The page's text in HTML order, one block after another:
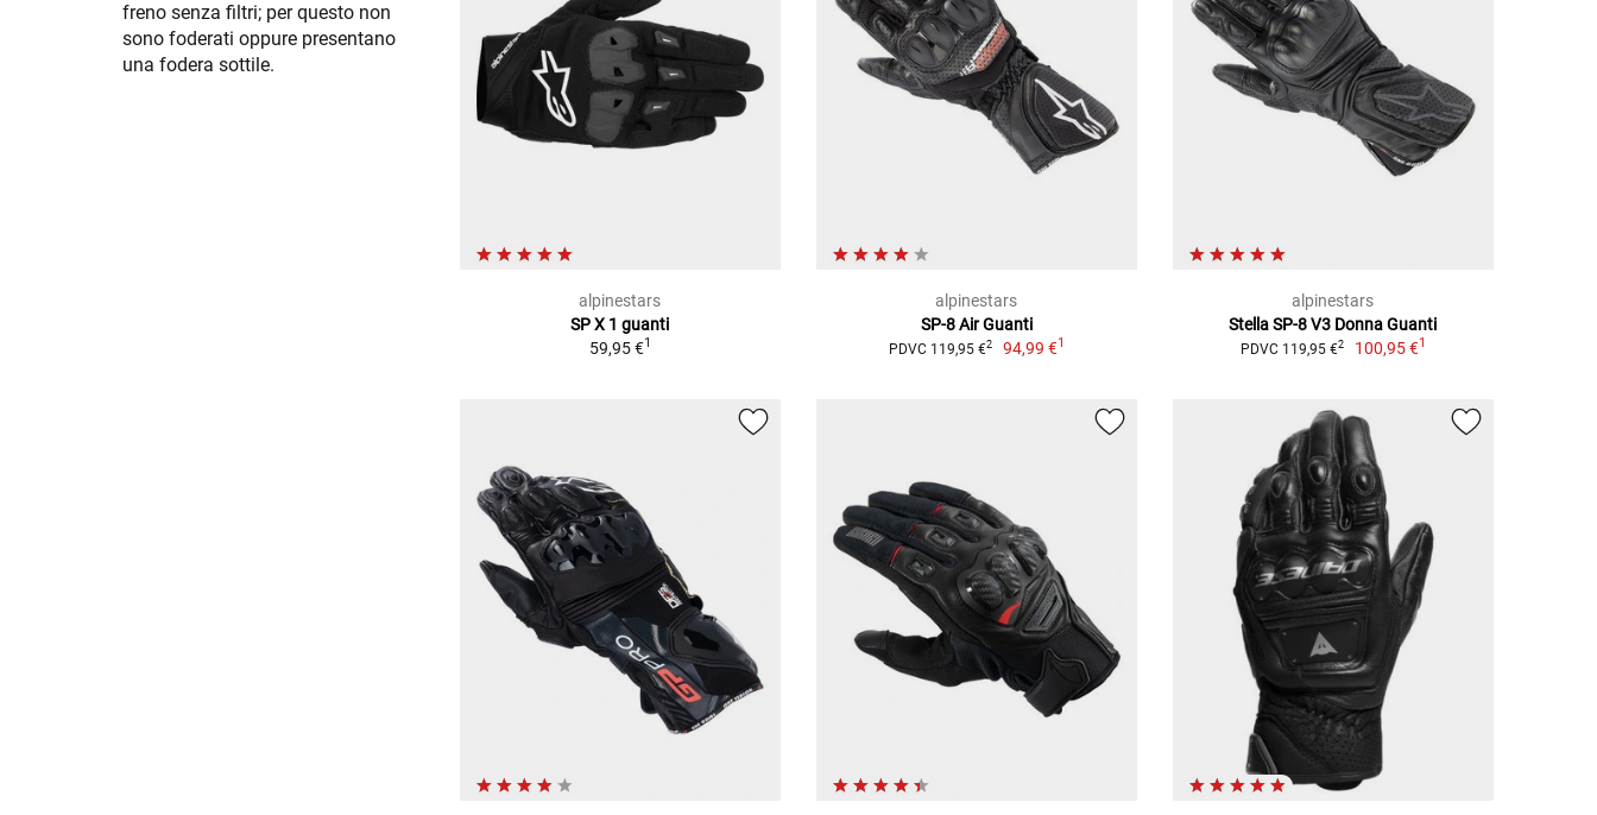
freno senza filtri; per questo non
sono foderati oppure presentano
una fodera sottile.
alpinestars
SP X 1 guanti
59,95 €1
alpinestars
SP-8 Air Guanti
PDVC 119,95 €2 94,99 €1
alpinestars
Stella SP-8 V3 Donna Guanti
PDVC 119,95 €2 100,95 €1